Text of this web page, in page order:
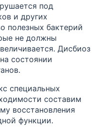
под
и других
полезных бактерий
не должны
Дисбиоз
состоянии
специальных
составим
восстановления
функции.